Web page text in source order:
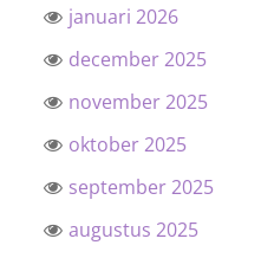
januari 2026
december 2025
november 2025
oktober 2025
september 2025
augustus 2025